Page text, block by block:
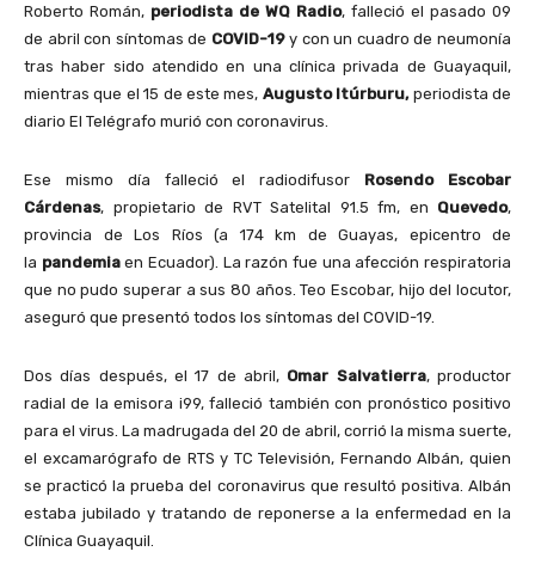
Roberto Román, periodista de WQ Radio, falleció el pasado 09
de abril con síntomas de COVID-19y con un cuadro de neumonía
tras haber sido atendido en una clínica privada de Guayaquil,
mientras que el 15 de este mes, Augusto Itúrburu,periodista de
diario El Telégrafo murió con coronavirus.
Ese mismo día falleció el radiodifusor Rosendo Escobar
Cárdenas, propietario de RVT Satelital 91.5 fm, en Quevedo,
provincia de Los Ríos (a 174 km de Guayas, epicentro de
la pandemiaen Ecuador). La razón fue una afección respiratoria
que no pudo superar a sus 80 años. Teo Escobar, hijo del locutor,
aseguró que presentó todos los síntomas del COVID-19.
Dos días después, el 17 de abril, Omar Salvatierra, productor
radial de la emisora i99, falleció también con pronóstico positivo
para el virus. La madrugada del 20 de abril, corrió la misma suerte,
el excamarógrafo de RTS y TC Televisión, Fernando Albán, quien
se practicó la prueba del coronavirus que resultó positiva. Albán
estaba jubilado y tratando de reponerse a la enfermedad en la
Clínica Guayaquil.